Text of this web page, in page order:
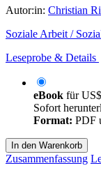
Autor:in: Christian
Soziale Arbeit /
Leseprobe & Details
eBook für
Sofort
Format: PDF
In den Warenkorb
Zusammenfassung